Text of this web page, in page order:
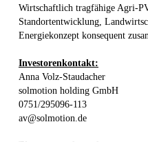
Wirtschaftlich tragfähige Agri-
Standortentwicklung,
Energiekonzept konsequent
Investorenkontakt:
Anna Volz-Staudacher
solmotion holding GmbH
0751/295096-113
av@solmotion.de